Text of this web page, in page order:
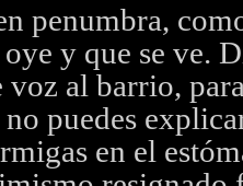
penumbra,
y que se ve.
voz al barrio,
puedes
en el